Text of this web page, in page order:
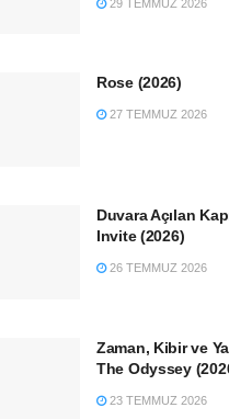
29 TEMMUZ 2026
Rose (2026)
27 TEMMUZ 2026
Duvara Açılan
Invite (2026)
26 TEMMUZ 2026
Zaman, Kibir ve
The Odyssey
23 TEMMUZ 2026